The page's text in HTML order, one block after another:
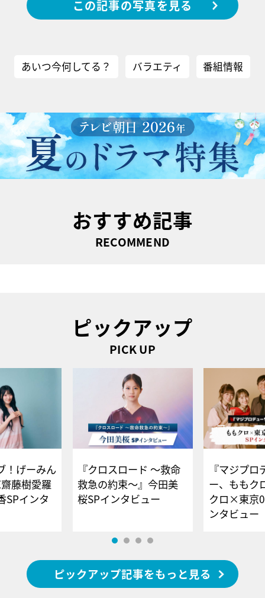
この記事の写真を見る
あいつ今何してる？ バラエティ 番組情報
おすすめ記事
RECOMMEND
ピックアップ
PICK UP
！げーみん
藤樹愛羅
SPインタ
『クロスロード ～救命
救急の約束～』今田美
桜SPインタビュー
『マジプロ
ー、ももク
クロ×東京
ンタビュー
ピックアップ記事をもっと見る